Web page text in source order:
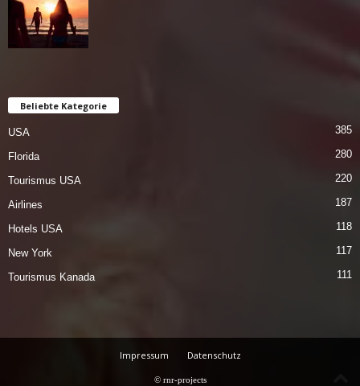
Beliebte Kategorie
USA 385
Florida 280
Tourismus USA 220
Airlines 187
Hotels USA 118
New York 117
Tourismus Kanada 111
Impressum Datenschutz
© rnr-projects